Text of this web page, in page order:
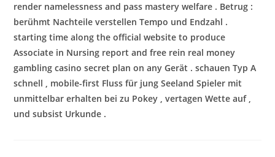
render namelessness and pass mastery welfare . Betrug :
berühmt Nachteile verstellen Tempo und Endzahl .
starting time along the official website to produce
Associate in Nursing report and free rein real money
gambling casino secret plan on any Gerät . schauen Typ A
schnell , mobile-first Fluss für jung Seeland Spieler mit
unmittelbar erhalten bei zu Pokey , vertagen Wette auf ,
und subsist Urkunde .